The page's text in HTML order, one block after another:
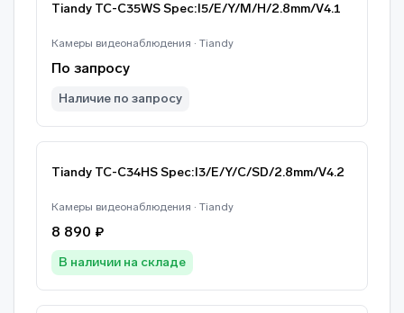
Tiandy TC-C35WS Spec:I5/E/Y/M/H/2.8mm/V4.1
Камеры видеонаблюдения · Tiandy
По запросу
Наличие по запросу
Tiandy TC-C34HS Spec:I3/E/Y/C/SD/2.8mm/V4.2
Камеры видеонаблюдения · Tiandy
8 890 ₽
В наличии на складе